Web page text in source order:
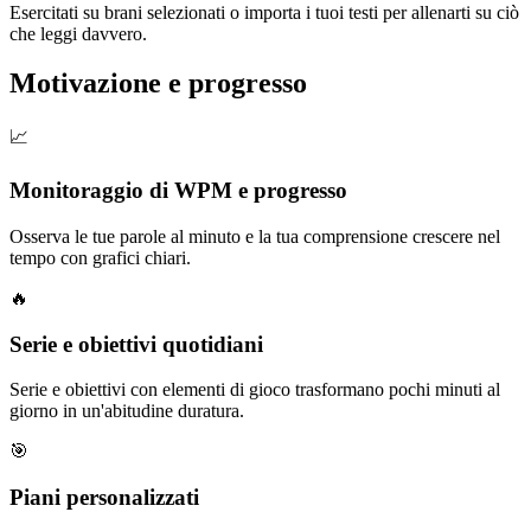
Esercitati su brani selezionati o importa i tuoi testi per allenarti su ciò
che leggi davvero.
Motivazione e progresso
📈
Monitoraggio di WPM e progresso
Osserva le tue parole al minuto e la tua comprensione crescere nel
tempo con grafici chiari.
🔥
Serie e obiettivi quotidiani
Serie e obiettivi con elementi di gioco trasformano pochi minuti al
giorno in un'abitudine duratura.
🎯
Piani personalizzati